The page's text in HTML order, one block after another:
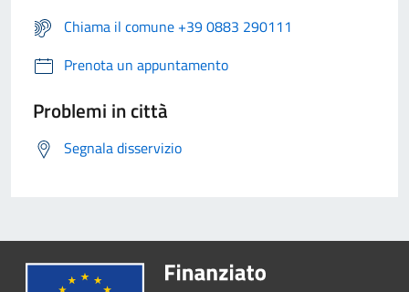
Chiama il comune +39 0883 290111
Prenota un appuntamento
Problemi in città
Segnala disservizio